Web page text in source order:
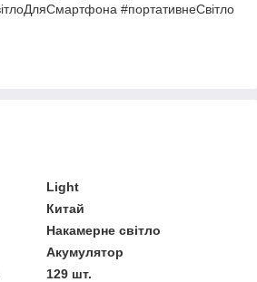
#портативнеСвітло
Light
Китай
Накамерне світло
Акумулятор
129 шт.